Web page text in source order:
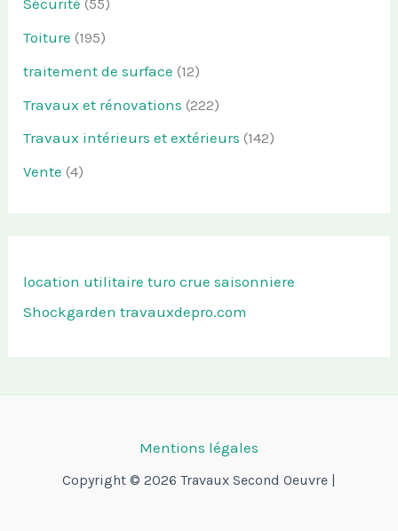
Sécurité (55)
Toiture (195)
traitement de surface (12)
Travaux et rénovations (222)
Travaux intérieurs et extérieurs (142)
Vente (4)
location utilitaire turo crue saisonniere
Shockgarden travauxdepro.com
Mentions légales
Copyright © 2026 Travaux Second Oeuvre |